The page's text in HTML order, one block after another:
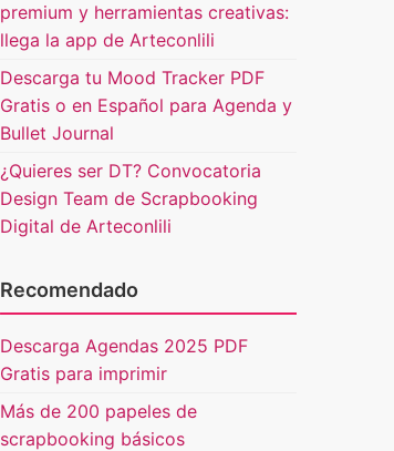
premium y herramientas creativas:
llega la app de Arteconlili
Descarga tu Mood Tracker PDF
Gratis o en Español para Agenda y
Bullet Journal
¿Quieres ser DT? Convocatoria
Design Team de Scrapbooking
Digital de Arteconlili
Recomendado
Descarga Agendas 2025 PDF
Gratis para imprimir
Más de 200 papeles de
scrapbooking básicos